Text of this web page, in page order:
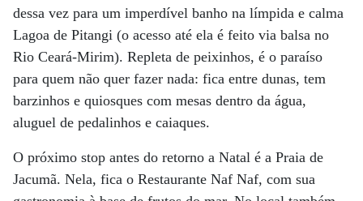
dessa vez para um imperdível banho na límpida e calma
Lagoa de Pitangi (o acesso até ela é feito via balsa no
Rio Ceará-Mirim). Repleta de peixinhos, é o paraíso
para quem não quer fazer nada: fica entre dunas, tem
barzinhos e quiosques com mesas dentro da água,
aluguel de pedalinhos e caiaques.
O próximo stop antes do retorno a Natal é a Praia de
Jacumã. Nela, fica o Restaurante Naf Naf, com sua